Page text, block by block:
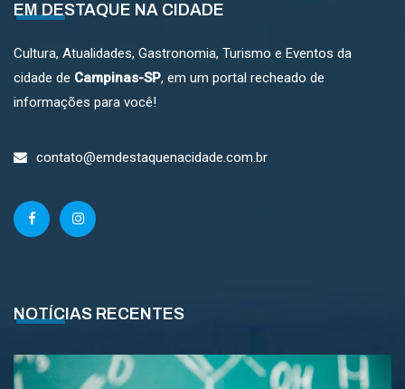
EM DESTAQUE NA CIDADE
Cultura, Atualidades, Gastronomia, Turismo e Eventos da
cidade de Campinas-SP, em um portal recheado de
informações para você!
contato@emdestaquenacidade.com.br
NOTÍCIAS RECENTES